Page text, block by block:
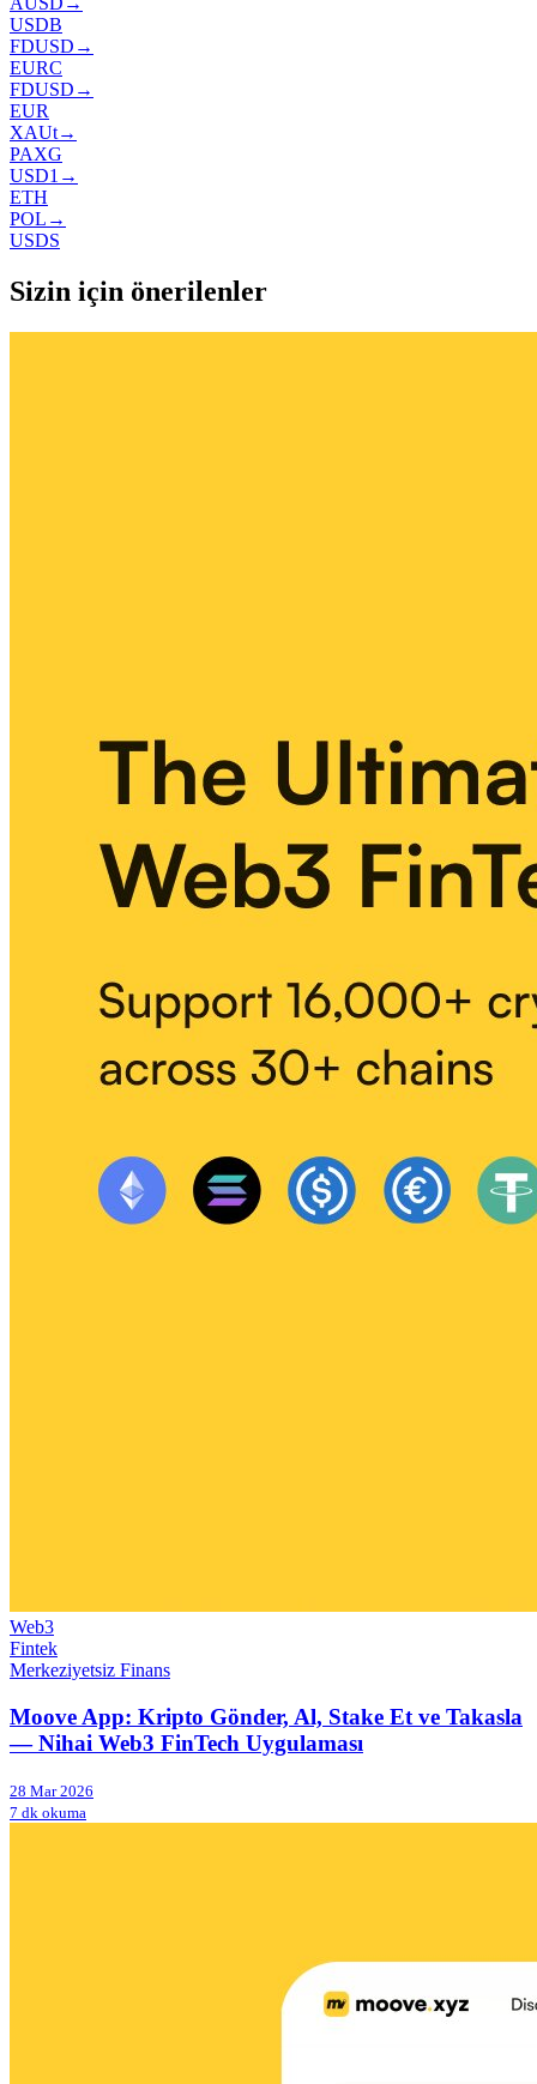
USDB
FDUSD →
EURC
FDUSD →
EUR
XAUt→
PAXG
USD1 →
ETH
POL →
USDS
Sizin için önerilenler
Web3
Fintek
Merkeziyetsiz Finans
Moove App: Kripto Gönder, Al, Stake Et ve Takasla
— Nihai Web3 FinTech Uygulaması
28 Mar 2026
7 dk okuma